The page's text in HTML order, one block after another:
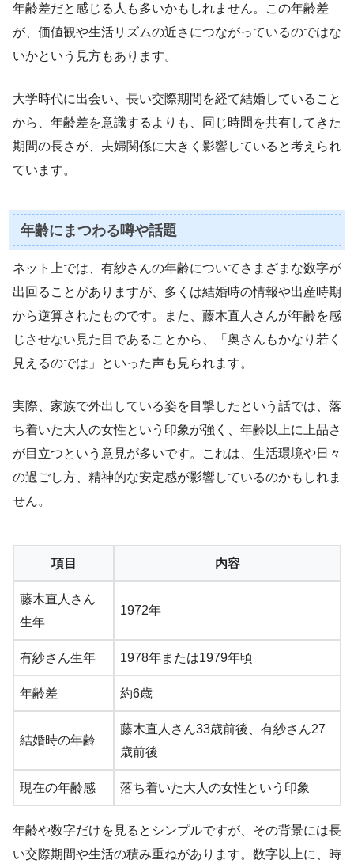
年齢差だと感じる人も多いかもしれません。この年齢差
が、価値観や生活リズムの近さにつながっているのではな
いかという見方もあります。
大学時代に出会い、長い交際期間を経て結婚していること
から、年齢差を意識するよりも、同じ時間を共有してきた
期間の長さが、夫婦関係に大きく影響していると考えられ
ています。
年齢にまつわる噂や話題
ネット上では、有紗さんの年齢についてさまざまな数字が
出回ることがありますが、多くは結婚時の情報や出産時期
から逆算されたものです。また、藤木直人さんが年齢を感
じさせない見た目であることから、「奥さんもかなり若く
見えるのでは」といった声も見られます。
実際、家族で外出している姿を目撃したという話では、落
ち着いた大人の女性という印象が強く、年齢以上に上品さ
が目立つという意見が多いです。これは、生活環境や日々
の過ごし方、精神的な安定感が影響しているのかもしれま
せん。
項目 内容
藤木直人さん
生年
1972年
有紗さん生年 1978年または1979年頃
年齢差 約6歳
結婚時の年齢
藤木直人さん33歳前後、有紗さん27
歳前後
現在の年齢感 落ち着いた大人の女性という印象
年齢や数字だけを見るとシンプルですが、その背景には長
い交際期間や生活の積み重ねがあります。数字以上に、時